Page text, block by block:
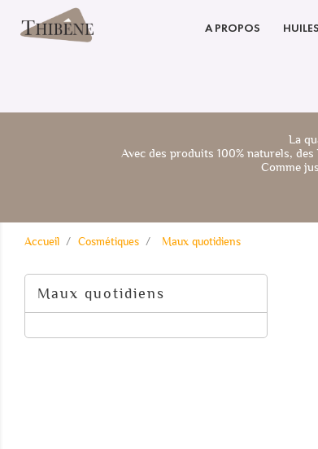
A PROPOS
La
Avec des produits 100% naturels,
Comme
Accueil Cosmétiques Maux quotidiens
Maux quotidiens